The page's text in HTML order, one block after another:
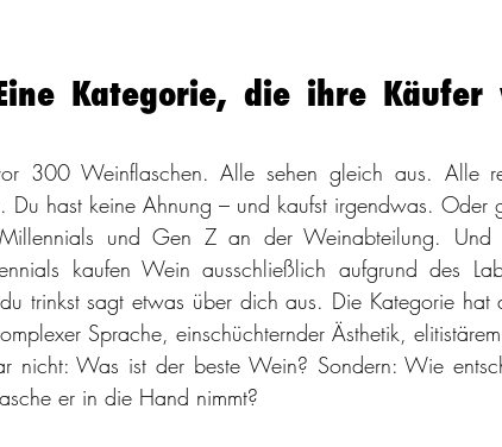
Kategorie, die ihre Käufer
300 Weinflaschen. Alle sehen gleich aus. Alle
Du hast keine Ahnung – und kaufst irgendwas. Oder
und Gen Z an der Weinabteilung. Und
kaufen Wein ausschließlich aufgrund des
trinkst sagt etwas über dich aus. Die Kategorie hat
Sprache, einschüchternder Ästhetik,
nicht: Was ist der beste Wein? Sondern: Wie
er in die Hand nimmt?